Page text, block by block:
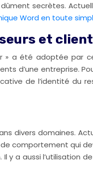
secrètes.
Word en toute
et
» a été adoptée
d’une entreprise.
de l’identité du
divers domaines.
comportement qui
aussi l’utilisation